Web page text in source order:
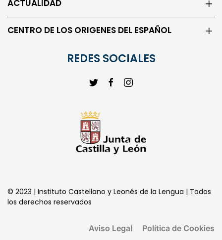
ACTUALIDAD
CENTRO DE LOS ORIGENES DEL ESPAÑOL
REDES SOCIALES
© 2023 | Instituto Castellano y Leonés de la Lengua | Todos
los derechos reservados
Aviso Legal Política de Cookies